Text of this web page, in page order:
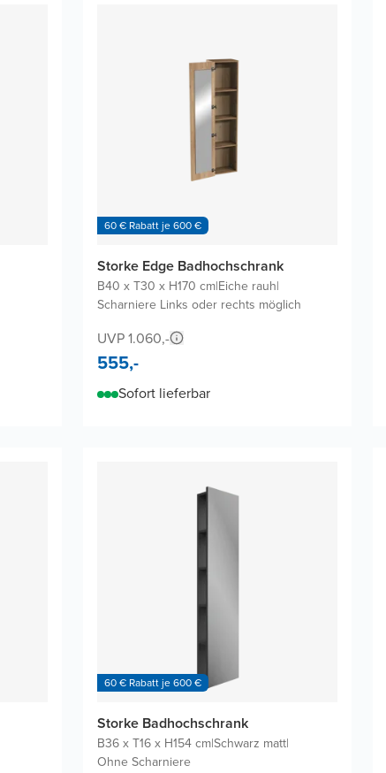
60 € Rabatt je 600 €
Storke Edge Badhochschrank
B40 x T30 x H170 cm|Eiche rauh|
Scharniere Links oder rechts möglich
UVP 1.060,-
555,-
Sofort lieferbar
60 € Rabatt je 600 €
Storke Badhochschrank
B36 x T16 x H154 cm|Schwarz matt|
Ohne Scharniere